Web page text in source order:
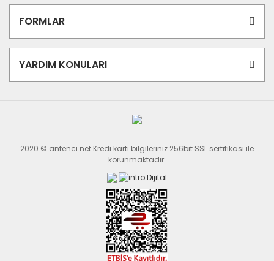
FORMLAR
YARDIM KONULARI
2020 © antenci.net Kredi kartı bilgileriniz 256bit SSL sertifikası ile
korunmaktadır.